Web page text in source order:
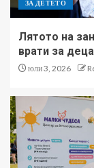
ЗА ДЕТЕТО
Лятото на
врати за
юли 3, 2026